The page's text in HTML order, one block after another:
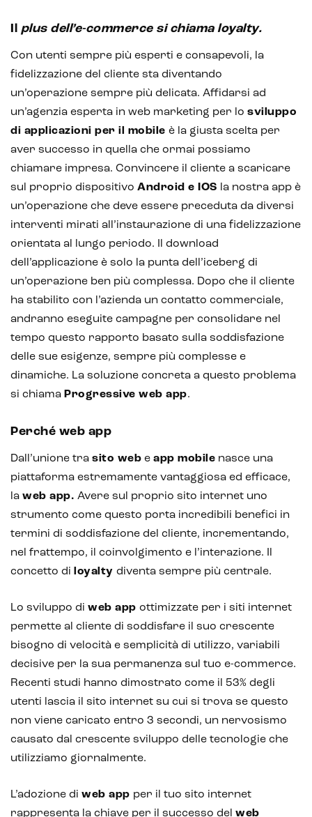
Lead generation e nurturing
Customer segmentation
Intelligenza Artificiale e AR VR -
Metaverso
IoT (Internet of Things)
Analisi predittiva
Chatbot e assistenti virtuali
Realtà Aumentata
Realtà Virtuale
Metaverso
plus dell’e-commerce si chiama loyalty.
Con utenti sempre più esperti e consapevoli, la
fidelizzazione del cliente sta diventando
un’operazione sempre più delicata. Affidarsi ad
un’agenzia esperta in web marketing per lo sviluppo
di applicazioni per il mobile è la giusta scelta per
aver successo in quella che ormai possiamo
chiamare impresa. Convincere il cliente a scaricare
sul proprio dispositivo Android e IOS la nostra app è
un’operazione che deve essere preceduta da diversi
interventi mirati all’instaurazione di una fidelizzazione
orientata al lungo periodo. Il download
dell’applicazione è solo la punta dell’iceberg di
un’operazione ben più complessa. Dopo che il cliente
ha stabilito con l’azienda un contatto commerciale,
andranno eseguite campagne per consolidare nel
tempo questo rapporto basato sulla soddisfazione
delle sue esigenze, sempre più complesse e
dinamiche. La soluzione concreta a questo problema
si chiama Progressive web app.
Perché web app
Dall’unione tra sito web e app mobile nasce una
piattaforma estremamente vantaggiosa ed efficace,
la web app. Avere sul proprio sito internet uno
strumento come questo porta incredibili benefici in
termini di soddisfazione del cliente, incrementando,
nel frattempo, il coinvolgimento e l’interazione. Il
concetto di
loyalty diventa sempre più centrale.
Lo sviluppo di web app ottimizzate per i siti internet
permette al cliente di soddisfare il suo crescente
bisogno di velocità e semplicità di utilizzo, variabili
decisive per la sua permanenza sul tuo e-commerce.
Recenti studi hanno dimostrato come il 53% degli
utenti lascia il sito internet su cui si trova se questo
non viene caricato entro 3 secondi, un nervosismo
causato dal crescente sviluppo delle tecnologie che
utilizziamo giornalmente.
L’adozione di web app per il tuo sito internet
rappresenta la chiave per il successo del web